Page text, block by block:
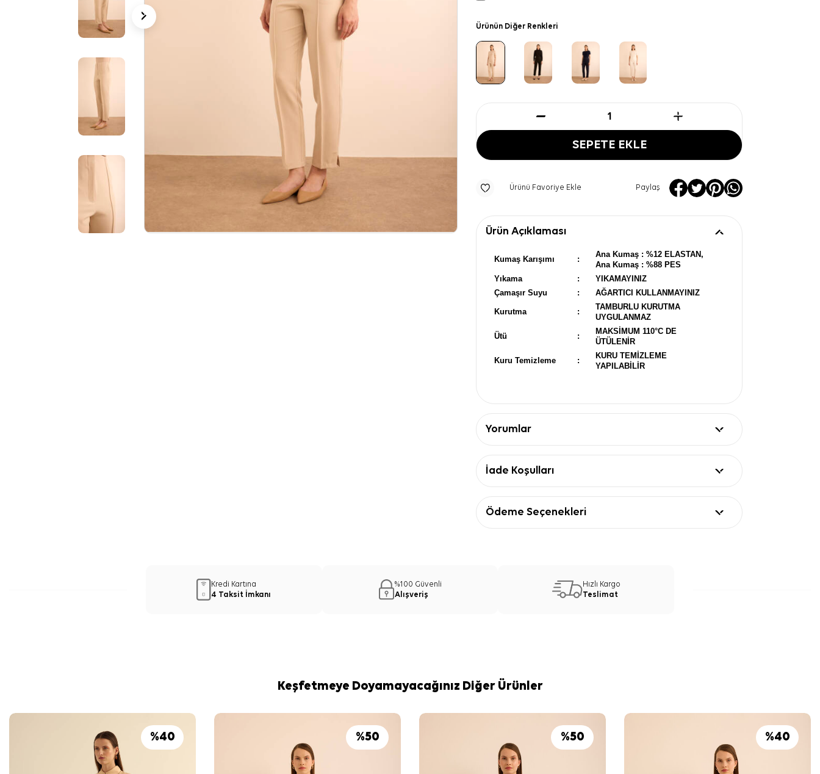
Ürünün Diğer Renkleri
SEPETE EKLE
Ürünü Favoriye Ekle Paylaş
Ürün Açıklaması
Kumaş Karışımı :
Ana Kumaş : %12 ELASTAN,
Ana Kumaş : %88 PES
Yıkama
:
YIKAMAYINIZ
Çamaşır Suyu
: AĞARTICI KULLANMAYINIZ
Kurutma :
TAMBURLU KURUTMA
UYGULANMAZ
Ütü :
MAKSİMUM 110°C DE
ÜTÜLENİR
Kuru Temizleme :
KURU TEMİZLEME
YAPILABİLİR
Yorumlar
İade Koşulları
Ödeme Seçenekleri
Kredi Kartına
4 Taksit İmkanı
%100 Güvenli
Alışveriş
Hızlı Kargo
Teslimat
Keşfetmeye Doyamayacağınız Diğer Ürünler
%40 %50 %50 %40